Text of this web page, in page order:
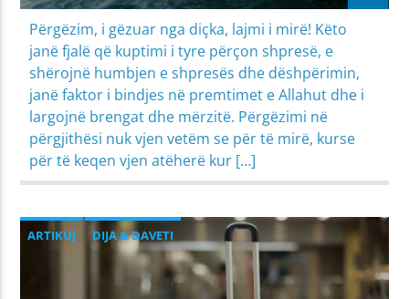
Përgëzim, i gëzuar nga diçka, lajmi i mirë! Këto
janë fjalë që kuptimi i tyre përçon shpresë, e
shërojnë humbjen e shpresës dhe dëshpërimin,
janë faktor i bindjes në premtimet e Allahut dhe i
largojnë brengat dhe mërzitë. Përgëzimi në
përgjithësi nuk vjen vetëm se për të mirë, kurse
për të keqen vjen atëherë kur […]
ARTIKUJ
DIJA & DAVETI
MIRËSJELLJA - EDUKATA FETARE